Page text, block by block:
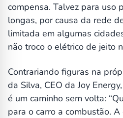
compensa. Talvez para uso
longas, por causa da rede
limitada em algumas
não troco o elétrico de jeito
Contrariando figuras na
da Silva, CEO da Joy
é um caminho sem volta:
para o carro a combustão.